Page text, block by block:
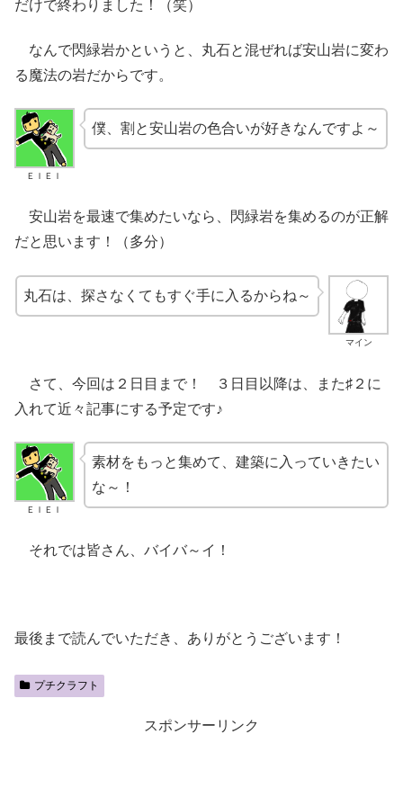
だけで終わりました！（笑）
なんで閃緑岩かというと、丸石と混ぜれば安山岩に変わ
る魔法の岩だからです。
ＥＩＥＩ
僕、割と安山岩の色合いが好きなんですよ～
安山岩を最速で集めたいなら、閃緑岩を集めるのが正解
だと思います！（多分）
マイン
丸石は、探さなくてもすぐ手に入るからね～
さて、今回は２日目まで！ ３日目以降は、また♯２に
入れて近々記事にする予定です♪
ＥＩＥＩ
素材をもっと集めて、建築に入っていきたい
な～！
それでは皆さん、バイバ～イ！
最後まで読んでいただき、ありがとうございます！
プチクラフト
スポンサーリンク